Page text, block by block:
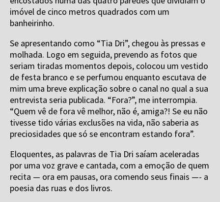
imóvel de cinco metros quadrados com um
banheirinho.
Se apresentando como “Tia Dri”, chegou às pressas e
molhada. Logo em seguida, prevendo as fotos que
seriam tiradas momentos depois, colocou um vestido
de festa branco e se perfumou enquanto escutava de
mim uma breve explicação sobre o canal no qual a sua
entrevista seria publicada. “Fora?”, me interrompia.
“Quem vê de fora vê melhor, não é, amiga?! Se eu não
tivesse tido várias exclusões na vida, não saberia as
preciosidades que só se encontram estando fora”.
Eloquentes, as palavras de Tia Dri saíam aceleradas
por uma voz grave e cantada, com a emoção de quem
recita — ora em pausas, ora comendo seus finais —- a
poesia das ruas e dos livros.